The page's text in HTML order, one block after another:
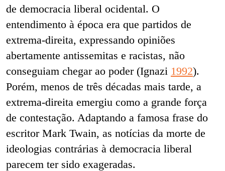
de democracia liberal ocidental. O
entendimento à época era que partidos de
extrema-direita, expressando opiniões
abertamente antissemitas e racistas, não
conseguiam chegar ao poder (Ignazi 1992).
Porém, menos de três décadas mais tarde, a
extrema-direita emergiu como a grande força
de contestação. Adaptando a famosa frase do
escritor Mark Twain, as notícias da morte de
ideologias contrárias à democracia liberal
parecem ter sido exageradas.